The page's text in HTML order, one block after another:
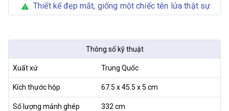
warning Thiết kế đẹp mắt, giống một chiếc tên lửa thật sự
Thông số kỹ thuật
Xuất xứ Trung Quốc
Kích thước hộp 67.5 x 45.5 x 5 cm
Số lượng mảnh ghép 332 cm